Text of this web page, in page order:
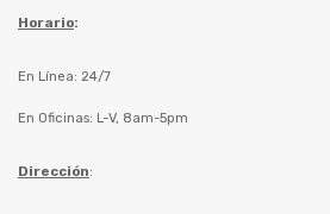
Horario:
En Línea: 24/7
En Oficinas: L-V, 8am-5pm
Dirección: